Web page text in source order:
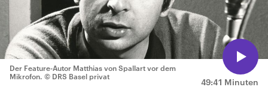
49:41 Minuten
Der Feature-Autor Matthias von Spallart vor dem
Mikrofon. © DRS Basel privat